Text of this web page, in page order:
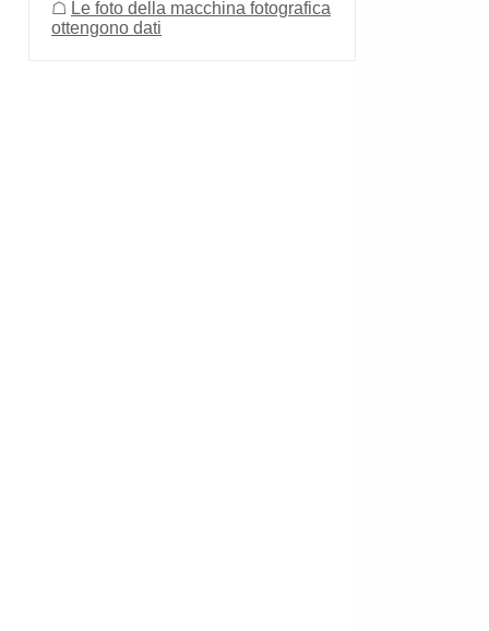
☖ Le foto della macchina fotografica
ottengono dati